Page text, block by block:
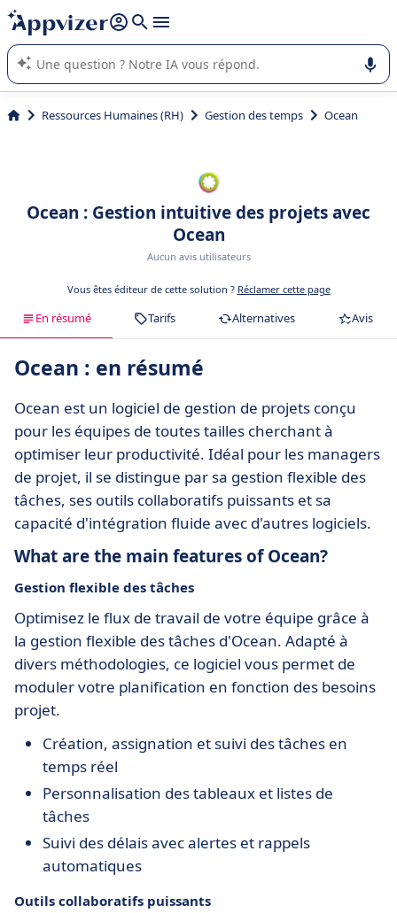
répondre (plusieurs lignes avec
L'IA de Appvizer vous guide dans l'utilisation ou la sélection de
logiciel SaaS en entreprise.
Ressources Humaines (RH) Gestion des temps Ocean
Ocean : Gestion intuitive des projets avec
Ocean
Aucun avis utilisateurs
Vous êtes éditeur de cette solution ? Réclamer cette page
En résumé Tarifs Alternatives Avis
Ocean : en résumé
Ocean est un logiciel de gestion de projets conçu
pour les équipes de toutes tailles cherchant à
optimiser leur productivité. Idéal pour les managers
de projet, il se distingue par sa gestion flexible des
tâches, ses outils collaboratifs puissants et sa
capacité d'intégration fluide avec d'autres logiciels.
What are the main features of Ocean?
Gestion flexible des tâches
Optimisez le flux de travail de votre équipe grâce à
la gestion flexible des tâches d'Ocean. Adapté à
divers méthodologies, ce logiciel vous permet de
moduler votre planification en fonction des besoins
projet.
Création, assignation et suivi des tâches en
temps réel
Personnalisation des tableaux et listes de
tâches
Suivi des délais avec alertes et rappels
automatiques
Outils collaboratifs puissants